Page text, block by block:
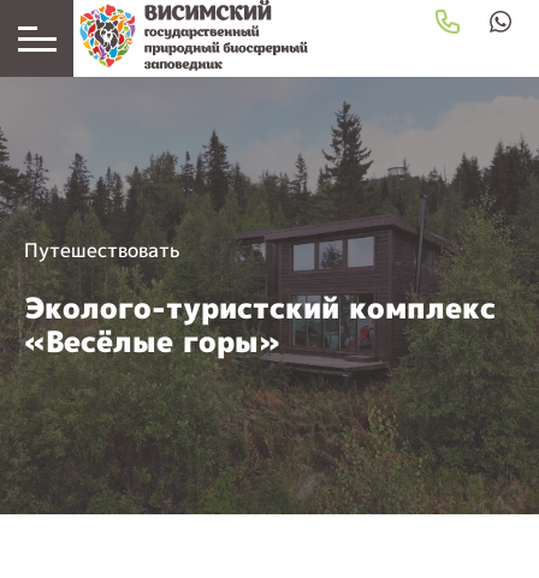
Путешествовать
Эколого-туристский комплекс
«Весёлые горы»